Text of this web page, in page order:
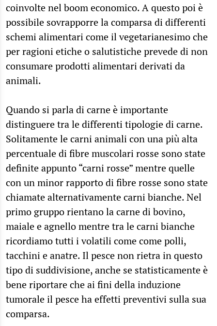
coinvolte nel boom economico. A questo poi è
possibile sovrapporre la comparsa di differenti
schemi alimentari come il vegetarianesimo che
per ragioni etiche o salutistiche prevede di non
consumare prodotti alimentari derivati da
animali.
Quando si parla di carne è importante
distinguere tra le differenti tipologie di carne.
Solitamente le carni animali con una più alta
percentuale di fibre muscolari rosse sono state
definite appunto “carni rosse” mentre quelle
con un minor rapporto di fibre rosse sono state
chiamate alternativamente carni bianche. Nel
primo gruppo rientano la carne di bovino,
maiale e agnello mentre tra le carni bianche
ricordiamo tutti i volatili come come polli,
tacchini e anatre. Il pesce non rietra in questo
tipo di suddivisione, anche se statisticamente è
bene riportare che ai fini della induzione
tumorale il pesce ha effetti preventivi sulla sua
comparsa.